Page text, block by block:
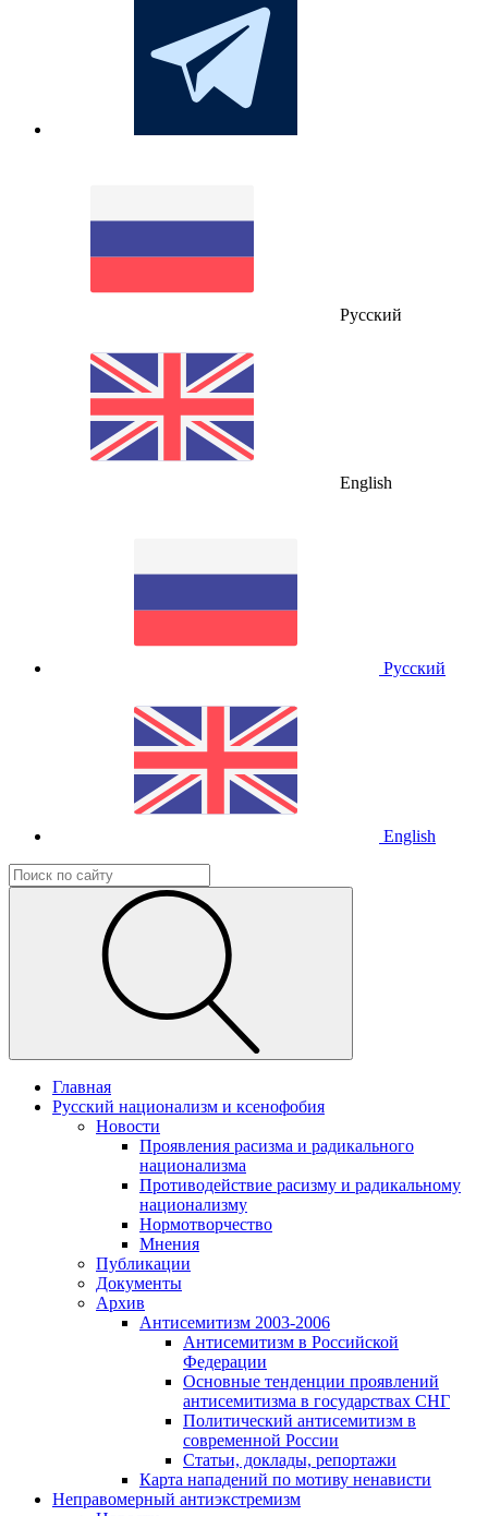
Русский
English
Русский
English
Главная
Русский национализм и ксенофобия
Новости
Проявления расизма и радикального
национализма
Противодействие расизму и радикальному
национализму
Нормотворчество
Мнения
Публикации
Документы
Архив
Антисемитизм 2003-2006
Антисемитизм в Российской
Федерации
Основные тенденции проявлений
антисемитизма в государствах СНГ
Политический антисемитизм в
современной России
Статьи, доклады, репортажи
Карта нападений по мотиву ненависти
Неправомерный антиэкстремизм